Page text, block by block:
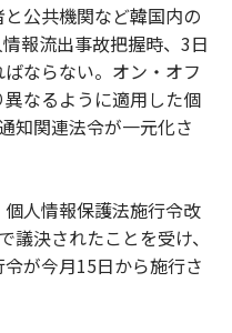
公共機関など韓国内の
報流出事故把握時、3日
ならない。オン・オフ
なるように適用した個
知関連法令が一元化さ
人情報保護法施行令改
決されたことを受け、
が今月15日から施行さ